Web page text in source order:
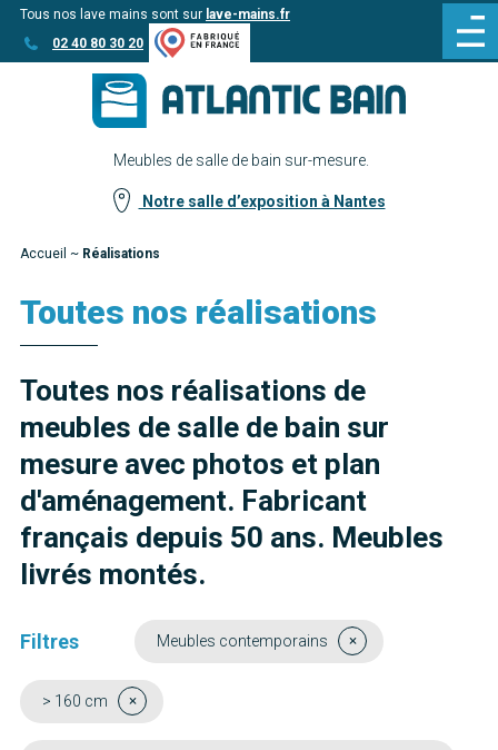
Aller
au
Aller au
contenu
Tous nos lave mains sont sur lave-mains.fr
02 40 80 30 20
Meubles de salle de bain sur-mesure.
Notre salle d’exposition à Nantes
Accueil ~ Réalisations
Toutes nos réalisations
Toutes nos réalisations de
meubles de salle de bain sur
mesure avec photos et plan
d'aménagement. Fabricant
français depuis 50 ans. Meubles
livrés montés.
Filtres Meubles contemporains
> 160 cm